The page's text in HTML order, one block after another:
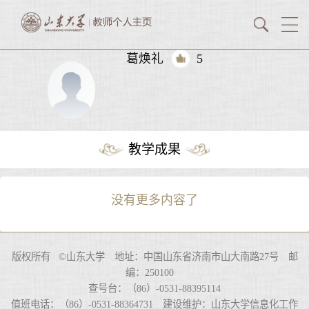
葛焕礼 5
教学成果
没有更多内容了
版权所有 ©山东大学 地址：中国山东省济南市山大南路27号 邮
编：250100
查号台：（86）-0531-88395114
值班电话：（86）-0531-88364731 建设维护：山东大学信息化工作